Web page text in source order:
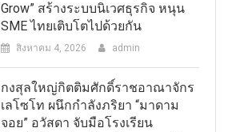
Grow” สร้างระบบนิเวศธุรกิจ หนุน
SME ไทยเติบโตไปด้วยกัน
สิงหาคม 4, 2026 admin
กงสุลใหญ่กิตติมศักดิ์ราชอาณาจักร
เลโซโท ผนึกกำลังภริยา “มาดาม
จอย” อวัสดา จับมือโรงเรียน